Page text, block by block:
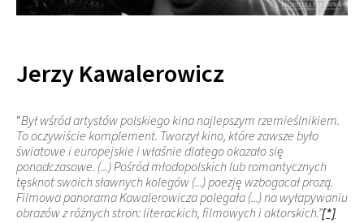
Jerzy Kawalerowicz
“Był wśród artystów polskiego kina najlepszym rzemieślnikiem.
To oczywiście komplement. Tworzył kino, które zawsze było
światowe i europejskie i właśnie dlatego okazało się
ponadczasowe. (...) Pośród młodopolskich lub romantycznych
tęsknot swoich sławnych kolegów (...) poezję wzbogacał prozą.
Filmowa panorama Kawalerowicza polegała (...) na wyłapywaniu
obrazów z różnych stron: literackich, filmowych i aktorskich.”[*]